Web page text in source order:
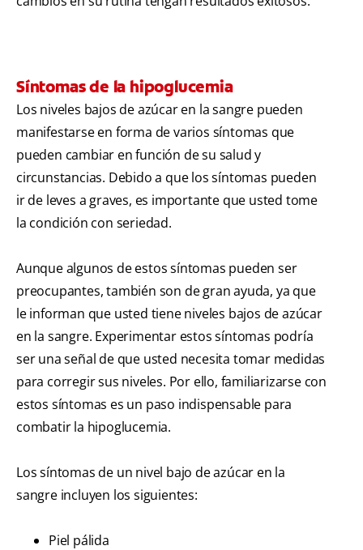
Síntomas de la hipoglucemia
Los niveles bajos de azúcar en la sangre pueden
manifestarse en forma de varios síntomas que
pueden cambiar en función de su salud y
circunstancias. Debido a que los síntomas pueden
ir de leves a graves, es importante que usted tome
la condición con seriedad.
Aunque algunos de estos síntomas pueden ser
preocupantes, también son de gran ayuda, ya que
le informan que usted tiene niveles bajos de azúcar
en la sangre. Experimentar estos síntomas podría
ser una señal de que usted necesita tomar medidas
para corregir sus niveles. Por ello, familiarizarse con
estos síntomas es un paso indispensable para
combatir la hipoglucemia.
Los síntomas de un nivel bajo de azúcar en la
sangre incluyen los siguientes:
Piel pálida